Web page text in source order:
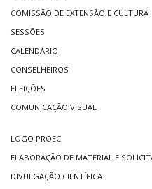
COMISSÃO DE EXTENSÃO E CULTURA
SESSÕES
CALENDÁRIO
CONSELHEIROS
ELEIÇÕES
COMUNICAÇÃO VISUAL
LOGO PROEC
ELABORAÇÃO DE MATERIAL E
DIVULGAÇÃO CIENTÍFICA